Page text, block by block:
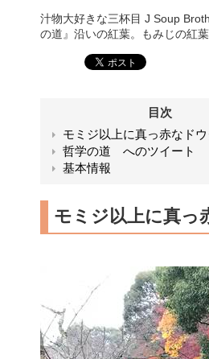
汁物大好きな三杯目 J Soup
の道』沿いの紅葉。もみじの紅
目次
モミジ以上に真っ赤なド
哲学の道 へのツイート
基本情報
モミジ以上に真っ